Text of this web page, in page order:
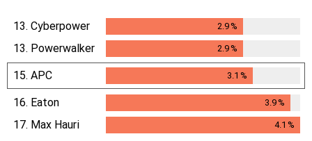
13. Cyberpower 2.9%
13. Powerwalker 2.9%
15. APC 3.1 %
16. Eaton 3.9%
3.9%
17. Max Hauri 4.1 %